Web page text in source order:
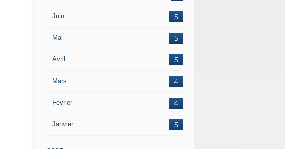
Juin 5
Mai 5
Avril 5
Mars 4
Février 4
Janvier 5